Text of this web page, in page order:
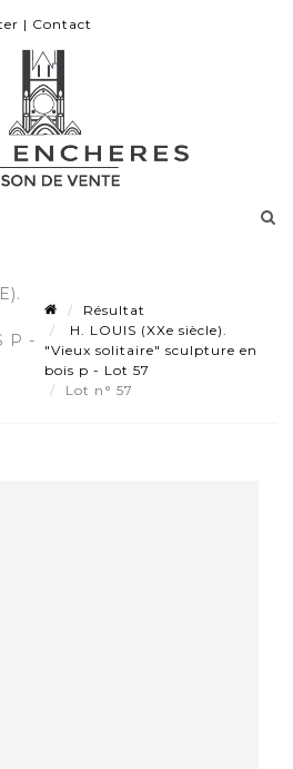
| Contact
P -
Résultat
H. LOUIS (XXe siècle).
"Vieux solitaire" sculpture en
bois p - Lot 57
Lot n° 57